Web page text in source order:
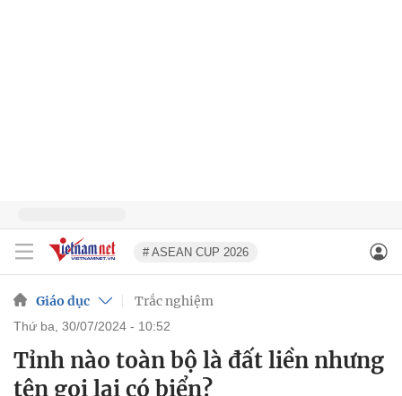
# ASEAN CUP 2026
Giáo dục Trắc nghiệm
thứ ba, 30/07/2024 - 10:52
Tỉnh nào toàn bộ là đất liền nhưng
tên gọi lại có biển?